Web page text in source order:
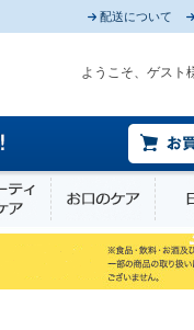
配送について
ようこそ、ゲスト
ビューティーケアお口の